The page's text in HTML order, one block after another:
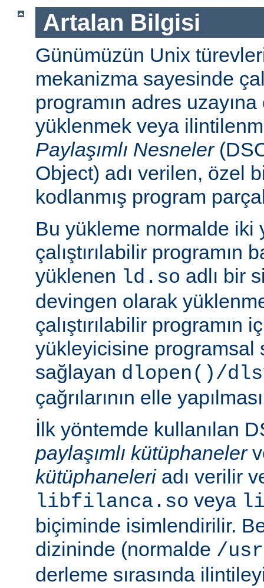
Artalan Bilgisi
Günümüzün Unix
mekanizma sayesinde
programın adres uzayına
yüklenmek veya
Paylaşımlı Nesneler
Object) adı verilen, özel
kodlanmış program
Bu yükleme normalde iki
çalıştırılabilir programın
yüklenen ld.so adlı bir
devingen olarak
çalıştırılabilir programın
yükleyicisine programsal
sağlayan dlopen()/
çağrılarının elle
İlk yöntemde kullanılan
paylaşımlı kütüphaneler
kütüphaneleriadı verilir
libfilanca.so veya
biçiminde isimlendirilir.
dizininde (normalde /
derleme sırasında